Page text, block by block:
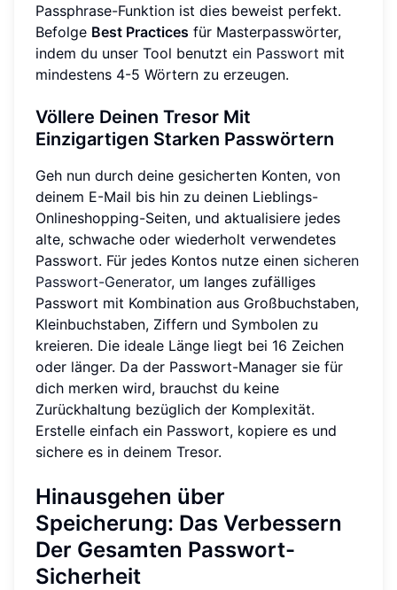
Passphrase-Funktion ist dies beweist perfekt.
Befolge Best Practices für Masterpasswörter,
indem du unser Tool benutzt ein Passwort mit
mindestens 4-5 Wörtern zu erzeugen.
Völlere Deinen Tresor Mit
Einzigartigen Starken Passwörtern
Geh nun durch deine gesicherten Konten, von
deinem E-Mail bis hin zu deinen Lieblings-
Onlineshopping-Seiten, und aktualisiere jedes
alte, schwache oder wiederholt verwendetes
Passwort. Für jedes Kontos nutze einen sicheren
Passwort-Generator, um langes zufälliges
Passwort mit Kombination aus Großbuchstaben,
Kleinbuchstaben, Ziffern und Symbolen zu
kreieren. Die ideale Länge liegt bei 16 Zeichen
oder länger. Da der Passwort-Manager sie für
dich merken wird, brauchst du keine
Zurückhaltung bezüglich der Komplexität.
Erstelle einfach ein Passwort, kopiere es und
sichere es in deinem Tresor.
Hinausgehen über
Speicherung: Das Verbessern
Der Gesamten Passwort-
Sicherheit